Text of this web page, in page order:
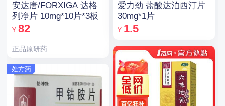
安达唐/FORXIGA 达格
列净片 10mg*10片*3板
¥ 82
正品原研药
处方药
爱力劲 盐酸达泊西汀片
30mg*1片
¥ 1.5